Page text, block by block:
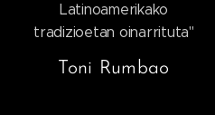
Latinoamerikako
tradizioetan oinarrituta"
Toni Rumbao